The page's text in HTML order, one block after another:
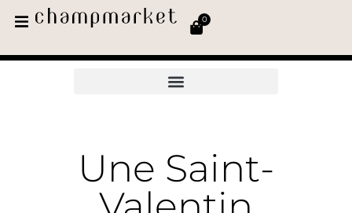
0
Une Saint-